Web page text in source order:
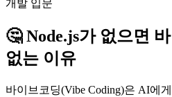
개발 입문
🤔 Node.js가 없으면
없는 이유
바이브코딩(Vibe Coding)은 AI에